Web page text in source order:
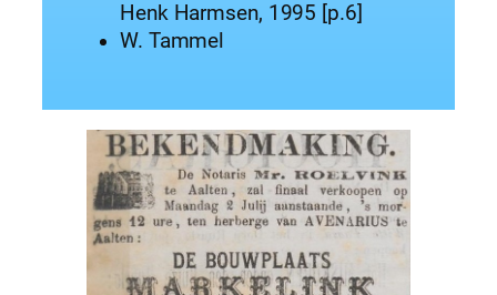
Henk Harmsen, 1995 [p.6]
W. Tammel